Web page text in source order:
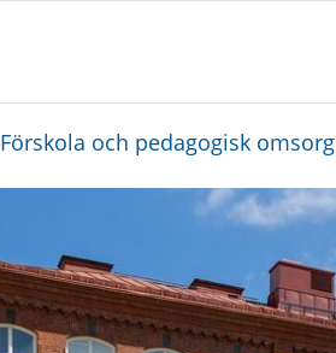
Förskola och pedagogisk omsorg